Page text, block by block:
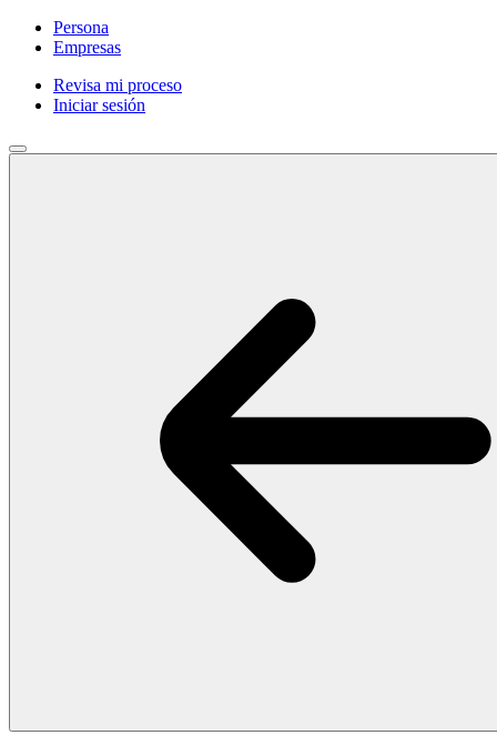
Persona
Empresas
Revisa mi proceso
Iniciar sesión